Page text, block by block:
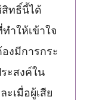
สิทธิ์นี้ได้
ำให้เข้าใจ
งมีการกระ
ะสงค์ใน
เมื่อผู้เสีย